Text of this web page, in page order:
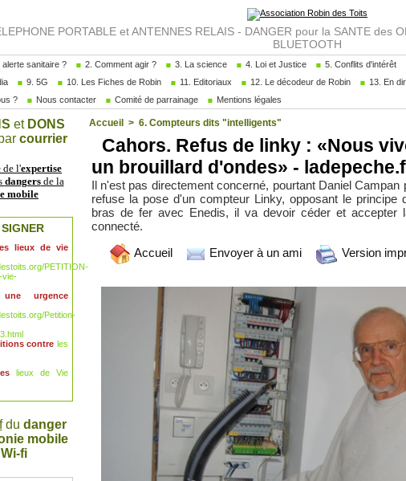
PORTABLE et ANTENNES RELAIS - DANGER pour la SANTE des
BLUETOOTH
alerte sanitaire ? 2. Comment agir ? 3. La science 4. Loi et Justice 5. Conflits d'intérêt
9. 5G 10. Les Fiches de Robin 11. Editoriaux 12. Le décodeur de Robin 13. En
?
Nous contacter Comité de parrainage Mentions légales
et DONS
courrier
de l'expertise
dangersde la
mobile
lieux de vie
PETITION-
vie-
urgence
Petition-
contre les
lieux de Vie
du danger
mobile
Wi-fi
Accueil > 6. Compteurs dits "intelligents"
Cahors. Refus de linky : «Nous
un brouillard d'ondes» -
Il n'est pas directement concerné, pourtant Daniel
refuse la pose d'un compteur Linky, opposant le principe
bras de fer avec Enedis, il va devoir céder et accepter
connecté.
Accueil
Envoyer à un ami Version